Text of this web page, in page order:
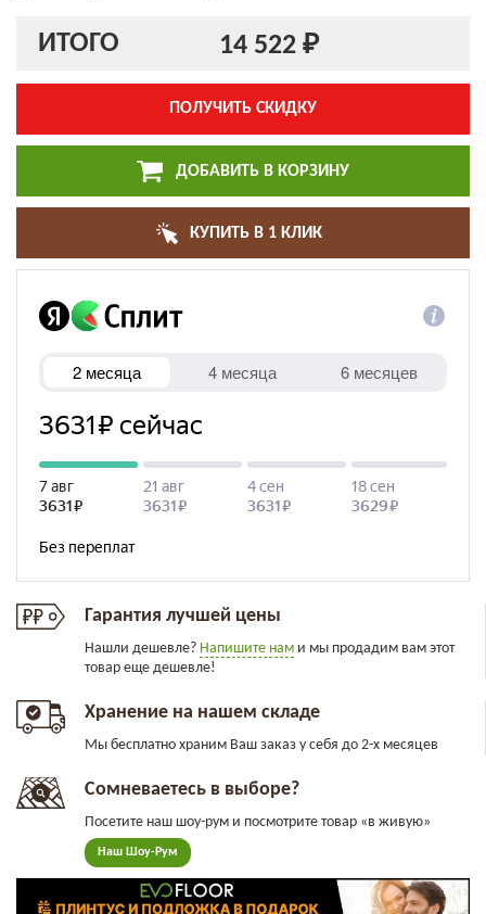
ИТОГО 14 522 ₽
ПОЛУЧИТЬ СКИДКУ
ДОБАВИТЬ В КОРЗИНУ
КУПИТЬ В 1 КЛИК
Гарантия лучшей цены
Нашли дешевле? Напишите нам и мы продадим вам этот
товар еще дешевле!
Хранение на нашем складе
Мы бесплатно храним Ваш заказ у себя до 2-х месяцев
Сомневаетесь в выборе?
Посетите наш шоу-рум и посмотрите товар «в живую»
Наш Шоу-Рум